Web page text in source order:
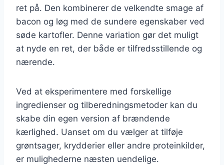
ret på. Den kombinerer de velkendte smage af
bacon og løg med de sundere egenskaber ved
søde kartofler. Denne variation gør det muligt
at nyde en ret, der både er tilfredsstillende og
nærende.
Ved at eksperimentere med forskellige
ingredienser og tilberedningsmetoder kan du
skabe din egen version af brændende
kærlighed. Uanset om du vælger at tilføje
grøntsager, krydderier eller andre proteinkilder,
er mulighederne næsten uendelige.